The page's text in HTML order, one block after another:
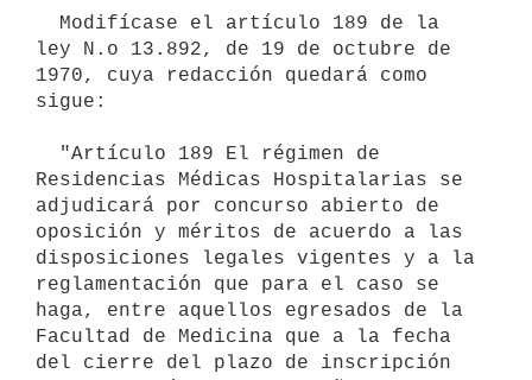
ley N.o 13.892, de 19 de octubre de
1970, cuya redacción quedará como
sigue:
Residencias Médicas Hospitalarias se
adjudicará por concurso abierto de
oposición y méritos de acuerdo a las
disposiciones legales vigentes y a la
reglamentación que para el caso se
haga, entre aquellos egresados de la
Facultad de Medicina que a la fecha
del cierre del plazo de inscripción